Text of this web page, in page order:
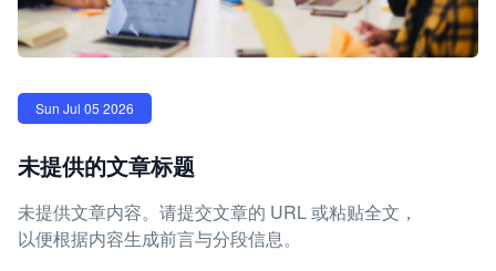
Sun Jul 05 2026
未提供的文章标题
未提供文章内容。请提交文章的 URL 或粘贴全文，
以便根据内容生成前言与分段信息。